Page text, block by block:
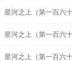
星河之上（第一百六
星河之上（第一百六
星河之上（第一百六